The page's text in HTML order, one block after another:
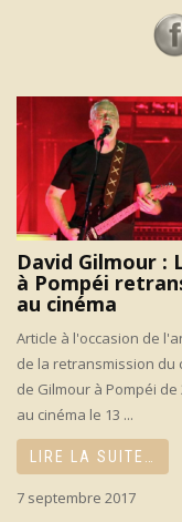
David Gilmour :
à Pompéi
au cinéma
Article à l'occasion de
de la retransmission du
de Gilmour à Pompéi de
au cinéma le 13 ...
LIRE LA SUITE…
7 septembre 2017